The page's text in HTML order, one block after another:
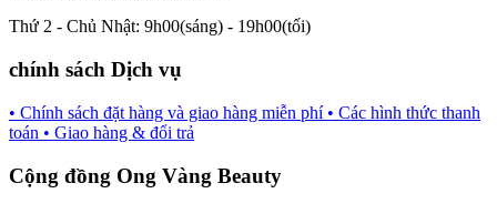
Thứ 2 - Chủ Nhật: 9h00(sáng) - 19h00(tối)
chính sách Dịch vụ
• Chính sách đặt hàng và giao hàng miễn phí • Các hình thức thanh
toán • Giao hàng & đổi trả
Cộng đồng Ong Vàng Beauty